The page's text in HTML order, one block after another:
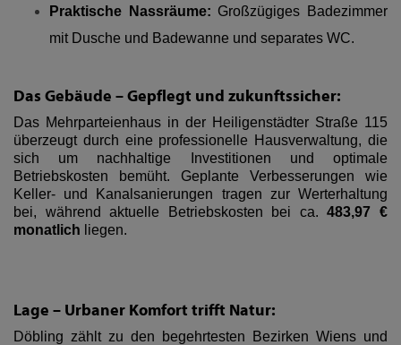
Praktische Nassräume: Großzügiges Badezimmer
mit Dusche und Badewanne und separates WC.
Das Gebäude – Gepflegt und zukunftssicher:
Das Mehrparteienhaus in der Heiligenstädter Straße 115
überzeugt durch eine professionelle Hausverwaltung, die
sich um nachhaltige Investitionen und optimale
Betriebskosten bemüht. Geplante Verbesserungen wie
Keller- und Kanalsanierungen tragen zur Werterhaltung
bei, während aktuelle Betriebskosten bei ca.483,97 €
monatlich liegen.
Lage – Urbaner Komfort trifft Natur:
Döbling zählt zu den begehrtesten Bezirken Wiens und